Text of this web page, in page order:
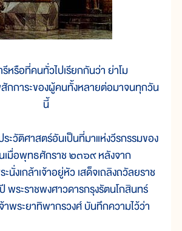
หรือที่คนทั่วไปเรียกกันว่า ย่าโม
สักการะของผู้คนทั้งหลายต่อมาจนทุกวัน
นี้
ติศาสตร์อันเป็นที่มาแห่งวีรกรรมของ
เมื่อพุทธศักราช ๒๓๖๙ หลังจาก
นั่งเกล้าเจ้าอยู่หัว เสด็จเถลิงถวัลยราช
พระราชพงศาวดารกรุงรัตนโกสินทร์
พระยาทิพากรวงศ์ บันทึกความไว้ว่า